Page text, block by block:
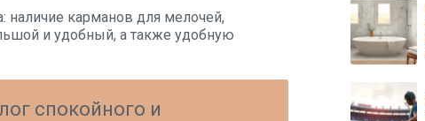
наличие карманов для мелочей,
и удобный, а также удобную
спокойного и